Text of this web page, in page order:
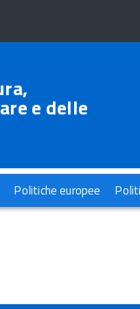
e delle
Politiche europee